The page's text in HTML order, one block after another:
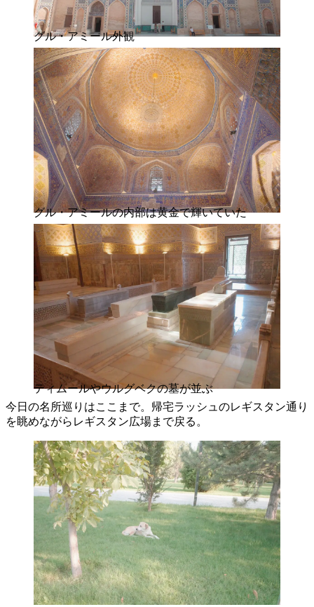
グル・アミール外観
グル・アミールの内部は黄金で輝いていた
ティムールやウルグベクの墓が並ぶ
今日の名所巡りはここまで。帰宅ラッシュのレギスタン通り
を眺めながらレギスタン広場まで戻る。